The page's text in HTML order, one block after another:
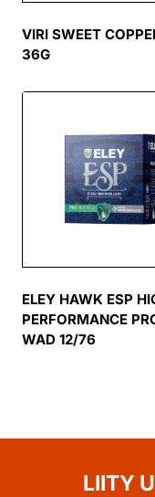
VIRI SWEET
36G
ELEY HAWK ESP
PERFORMANCE
WAD 12/76
LIITY